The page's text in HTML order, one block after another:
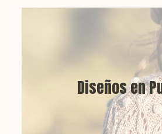
Para que puedas recibir todo
acompañamiento que
Diseños en